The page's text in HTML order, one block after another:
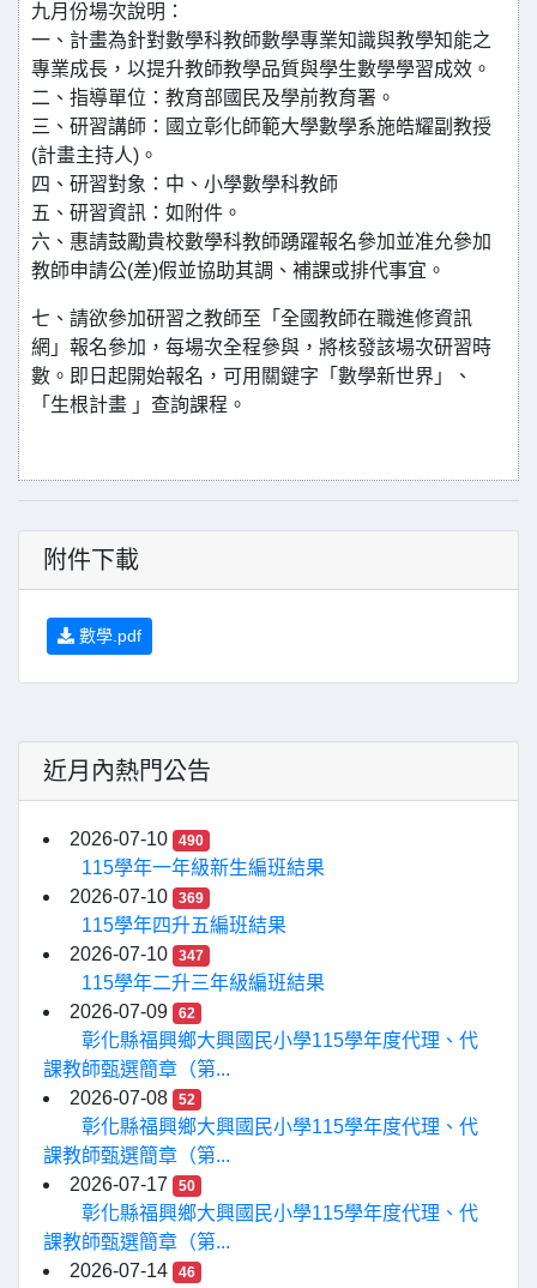
九月份場次說明：
一、計畫為針對數學科教師數學專業知識與教學知能之
專業成長，以提升教師教學品質與學生數學學習成效。
二、指導單位：教育部國民及學前教育署。
三、研習講師：國立彰化師範大學數學系施皓耀副教授
(計畫主持人)。
四、研習對象：中、小學數學科教師
五、研習資訊：如附件。
六、惠請鼓勵貴校數學科教師踴躍報名參加並准允參加
教師申請公(差)假並協助其調、補課或排代事宜。
七、請欲參加研習之教師至「全國教師在職進修資訊
網」報名參加，每場次全程參與，將核發該場次研習時
數。即日起開始報名，可用關鍵字「數學新世界」、
「生根計畫 」查詢課程。
附件下載
數學.pdf
近月內熱門公告
2026-07-10 490
115學年一年級新生編班結果
2026-07-10
369
115學年四升五編班結果
2026-07-10
347
115學年二升三年級編班結果
2026-07-09
62
彰化縣福興鄉大興國民小學115學年度代理、代
課教師甄選簡章（第...
2026-07-08
52
彰化縣福興鄉大興國民小學115學年度代理、代
課教師甄選簡章（第...
2026-07-17
50
彰化縣福興鄉大興國民小學115學年度代理、代
課教師甄選簡章（第...
2026-07-14
46